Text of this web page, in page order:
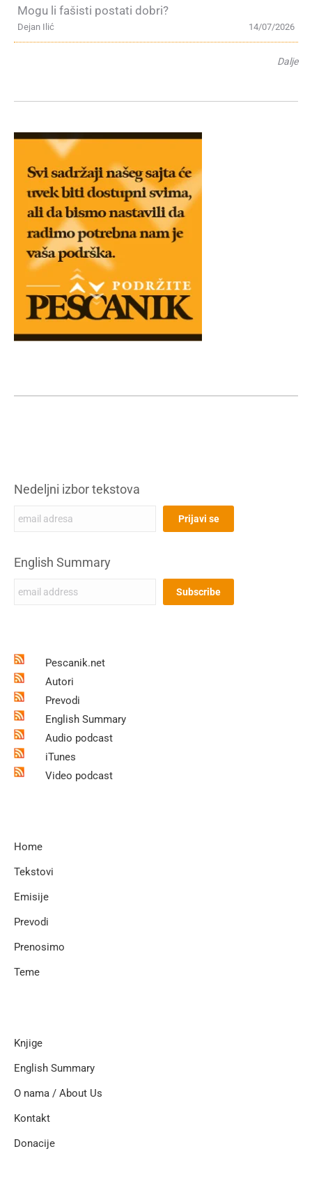
Mogu li fašisti postati dobri?
14/07/2026
Dejan Ilić
Dalje
Nedeljni izbor tekstova
English Summary
Pescanik.net
Autori
Prevodi
English Summary
Audio podcast
iTunes
Video podcast
Home
Tekstovi
Emisije
Prevodi
Prenosimo
Teme
Knjige
English Summary
O nama / About Us
Kontakt
Donacije